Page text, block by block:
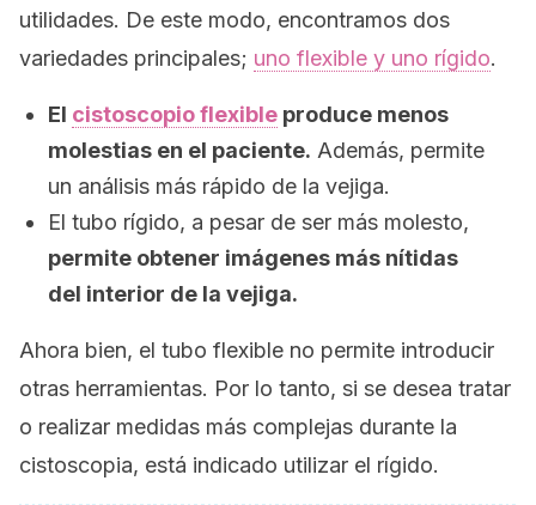
utilidades. De este modo, encontramos dos
variedades principales; uno flexible y uno rígido.
El cistoscopio flexible produce menos
molestias en el paciente. Además, permite
un análisis más rápido de la vejiga.
El tubo rígido, a pesar de ser más molesto,
permite obtener imágenes más nítidas
del interior de la vejiga.
Ahora bien, el tubo flexible no permite introducir
otras herramientas. Por lo tanto, si se desea tratar
o realizar medidas más complejas durante la
cistoscopia, está indicado utilizar el rígido.